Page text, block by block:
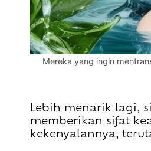
Mereka yang ingin
Lebih menarik lagi,
memberikan sifat
kekenyalannya,